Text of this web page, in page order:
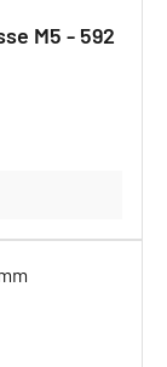
M5 - 592